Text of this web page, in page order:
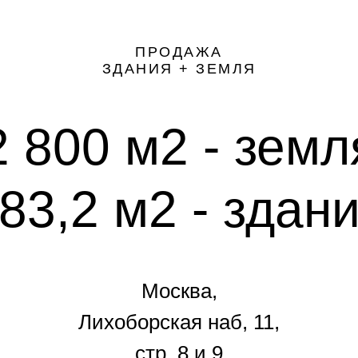
ПРОДАЖА
ЗДАНИЯ + ЗЕМЛЯ
800 м2 -
м2 -
Москва,
Лихоборская наб, 11,
стр. 8 и 9